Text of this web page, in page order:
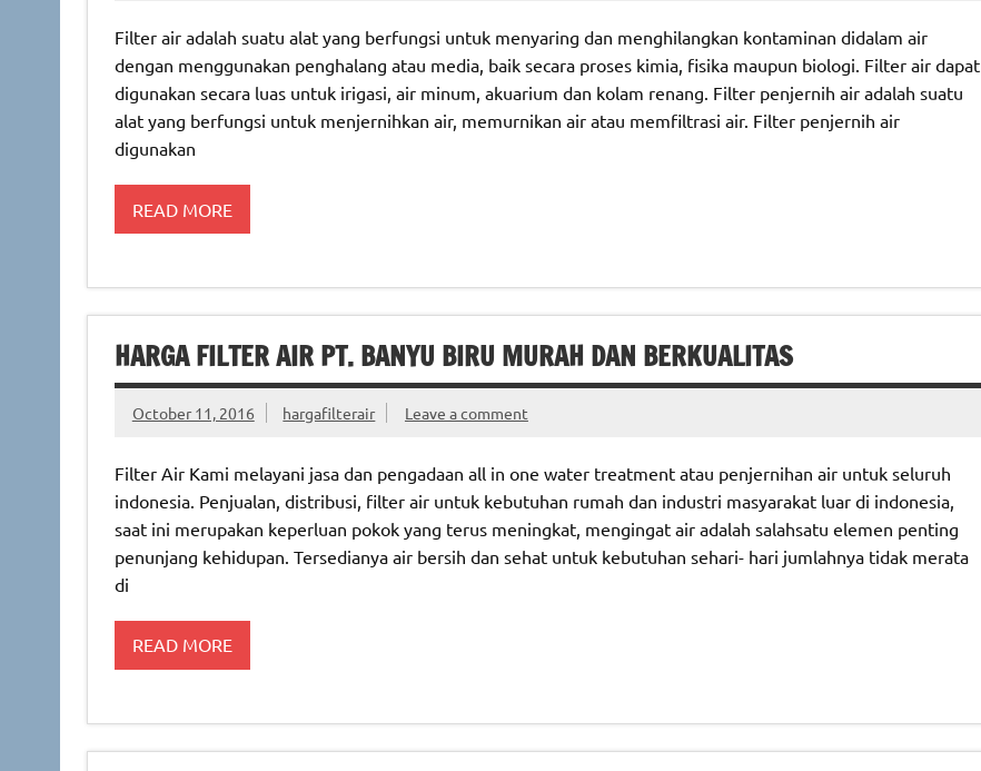
Filter air adalah suatu alat yang berfungsi untuk menyaring dan menghilangkan kontaminan didalam air
dengan menggunakan penghalang atau media, baik secara proses kimia, fisika maupun biologi. Filter air dapat
digunakan secara luas untuk irigasi, air minum, akuarium dan kolam renang. Filter penjernih air adalah suatu
alat yang berfungsi untuk menjernihkan air, memurnikan air atau memfiltrasi air. Filter penjernih air
digunakan
READ MORE
HARGA FILTER AIR PT. BANYU BIRU MURAH DAN BERKUALITAS
October 11, 2016 hargafilterair Leave a comment
Filter Air Kami melayani jasa dan pengadaan all in one water treatment atau penjernihan air untuk seluruh
indonesia. Penjualan, distribusi, filter air untuk kebutuhan rumah dan industri masyarakat luar di indonesia,
saat ini merupakan keperluan pokok yang terus meningkat, mengingat air adalah salahsatu elemen penting
penunjang kehidupan. Tersedianya air bersih dan sehat untuk kebutuhan sehari- hari jumlahnya tidak merata
di
READ MORE